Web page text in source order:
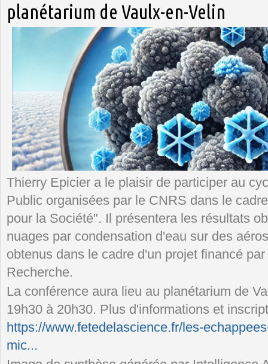
planétarium de Vaulx-en-Velin
Thierry Epicier a le plaisir de participer au
Public organisées par le CNRS dans le
pour la Société". Il présentera les résultats
nuages par condensation d'eau sur des
obtenus dans le cadre d'un projet financé
Recherche.
La conférence aura lieu au planétarium de
19h30 à 20h30. Plus d'informations et
https://www.fetedelascience.fr/les-
mic...